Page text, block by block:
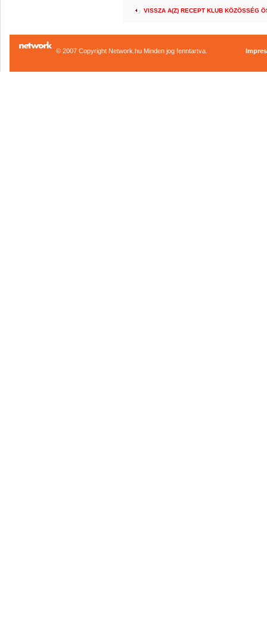
VISSZA A(Z) RECEPT KLUB KÖZÖSSÉG
© 2007 Copyright Network.hu Minden jog fenntartva.